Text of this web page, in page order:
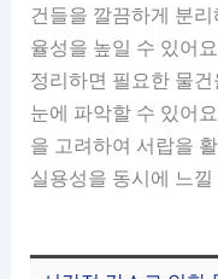
건들을 깔끔하게 분
율성을 높일 수 있어
정리하면 필요한 물
눈에 파악할 수 있어
을 고려하여 서랍을
실용성을 동시에 느